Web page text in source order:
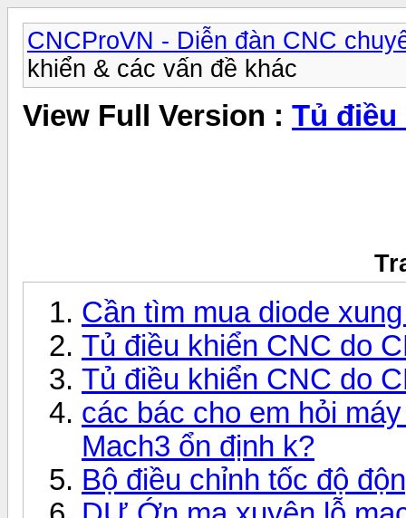
CNCProVN - Diễn đàn CNC
khiển & các vấn đề khác
View Full Version : Tủ điều
Cần tìm mua diode
Tủ điều khiển CNC do
Tủ điều khiển CNC do
các bác cho em hỏi
Mach3 ổn định k?
Bộ điều chỉnh tốc độ